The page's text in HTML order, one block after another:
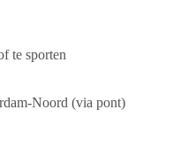
te sporten
Noord (via pont)